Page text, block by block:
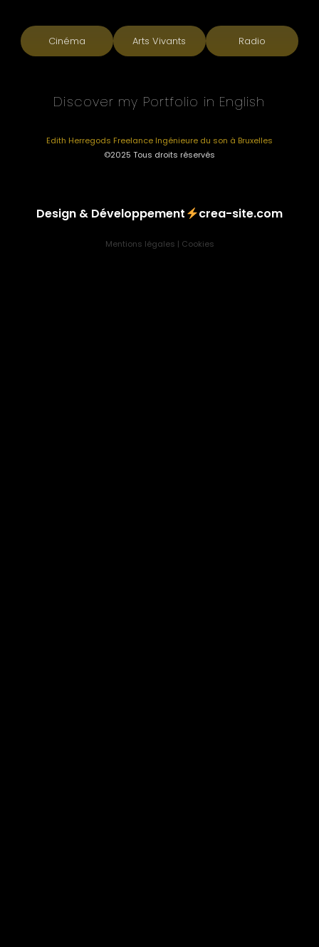
Cinéma Arts Vivants Radio
Discover my Portfolio in English
Edith Herregods Freelance Ingénieure du son à Bruxelles
©2025 Tous droits réservés
Design & Développement crea-site.com
Mentions légales | Cookies